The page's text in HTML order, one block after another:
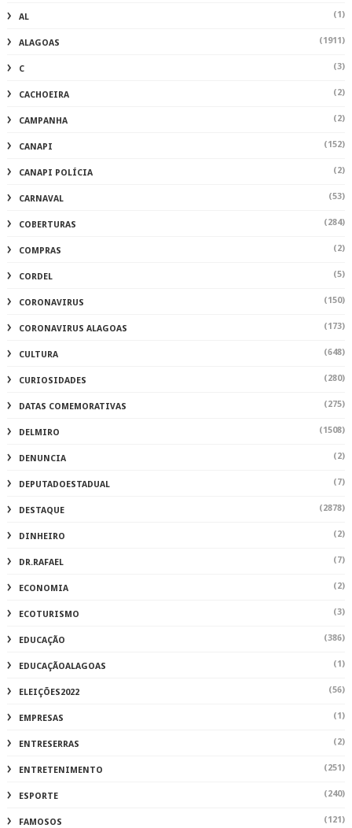
AL (1)
ALAGOAS (1911)
C (3)
CACHOEIRA (2)
CAMPANHA (2)
CANAPI (152)
CANAPI POLÍCIA (2)
CARNAVAL (53)
COBERTURAS (284)
COMPRAS (2)
CORDEL (5)
CORONAVIRUS (150)
CORONAVIRUS ALAGOAS (173)
CULTURA (648)
CURIOSIDADES (280)
DATAS COMEMORATIVAS (275)
DELMIRO (1508)
DENUNCIA (2)
DEPUTADOESTADUAL (7)
DESTAQUE (2878)
DINHEIRO (2)
DR.RAFAEL (7)
ECONOMIA (2)
ECOTURISMO (3)
EDUCAÇÃO (386)
EDUCAÇÃOALAGOAS (1)
ELEIÇÕES2022 (56)
EMPRESAS (1)
ENTRESERRAS (2)
ENTRETENIMENTO (251)
ESPORTE (240)
FAMOSOS (121)